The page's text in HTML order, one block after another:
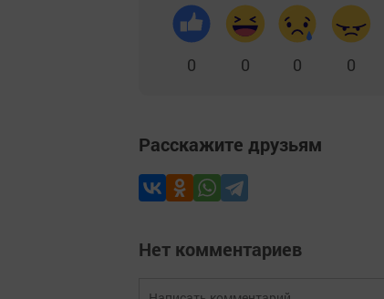
0 0 0 0
Расскажите друзьям
Нет комментариев